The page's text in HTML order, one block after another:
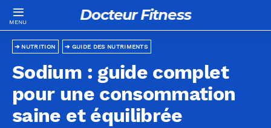
Docteur Fitness
GUIDE DES NUTRIMENTS
NUTRITION
Sodium : guide complet
pour une consommation
saine et équilibrée